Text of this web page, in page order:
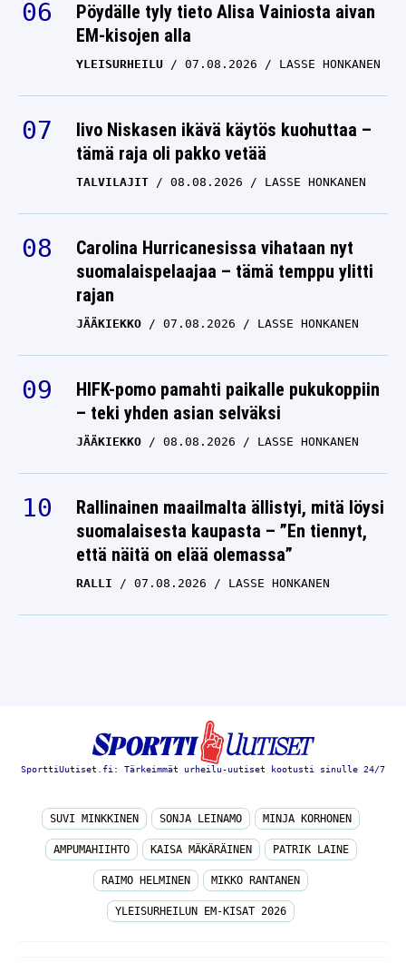
Pöydälle tyly tieto Alisa Vainiosta aivan
EM-kisojen alla
YLEISURHEILU 07.08.2026 LASSE HONKANEN
Iivo Niskasen ikävä käytös kuohuttaa –
tämä raja oli pakko vetää
TALVILAJIT 08.08.2026 LASSE HONKANEN
Carolina Hurricanesissa vihataan nyt
suomalaispelaajaa – tämä temppu ylitti
rajan
JÄÄKIEKKO 07.08.2026 LASSE HONKANEN
HIFK-pomo pamahti paikalle pukukoppiin
– teki yhden asian selväksi
JÄÄKIEKKO 08.08.2026 LASSE HONKANEN
Rallinainen maailmalta ällistyi, mitä löysi
suomalaisesta kaupasta – ”En tiennyt,
että näitä on elää olemassa”
RALLI 07.08.2026 LASSE HONKANEN
SporttiUutiset.fi: Tärkeimmät urheilu-uutiset kootusti sinulle 24/7
SUVI MINKKINEN SONJA LEINAMO MINJA KORHONEN
AMPUMAHIIHTO KAISA MÄKÄRÄINEN PATRIK LAINE
RAIMO HELMINEN MIKKO RANTANEN
YLEISURHEILUN EM-KISAT 2026